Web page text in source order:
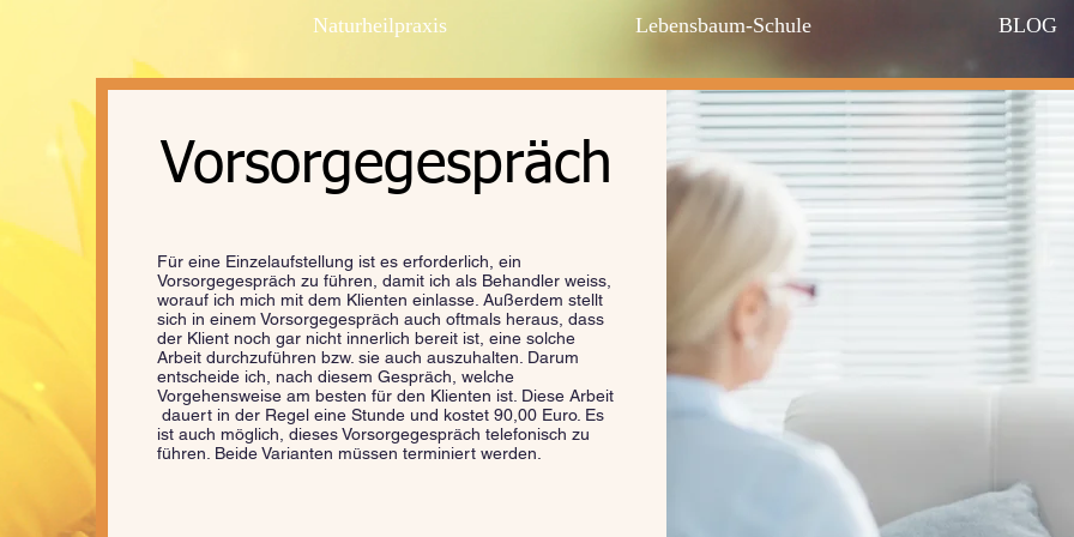
Naturheilpraxis Lebensbaum-Schule BLOG
Vorsorgegespräch
Für eine Einzelaufstellung ist es erforderlich, ein
Vorsorgegespräch zu führen, damit ich als Behandler weiss,
worauf ich mich mit dem Klienten einlasse. Außerdem stellt
sich in einem Vorsorgegespräch auch oftmals heraus, dass
der Klient noch gar nicht innerlich bereit ist, eine solche
Arbeit durchzuführen bzw. sie auch auszuhalten. Darum
entscheide ich, nach diesem Gespräch, welche
Vorgehensweise am besten für den Klienten ist. Diese Arbeit
dauert in der Regel eine Stunde und kostet 90,00 Euro. Es
ist auch möglich, dieses Vorsorgegespräch telefonisch zu
führen. Beide Varianten müssen terminiert werden.